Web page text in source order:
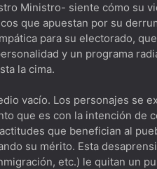
Ministro- siente cómo su
que apuestan por su
para su electorado,
y un programa
la cima.
vacío. Los personajes se
que es con la intención de
que benefician al
su mérito. Esta
etc.) le quitan un